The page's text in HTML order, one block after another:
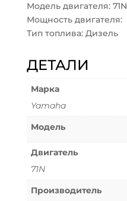
Модель двигателя: 71N
Мощность двигателя:
Тип топлива: Дизель
ДЕТАЛИ
Марка
Yamaha
Модель
Двигатель
71N
Производитель